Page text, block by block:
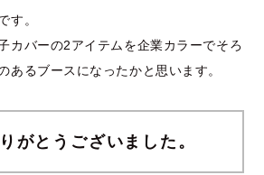
す。
カバーの2アイテムを企業カラーでそろ
あるブースになったかと思います。
がとうございました。